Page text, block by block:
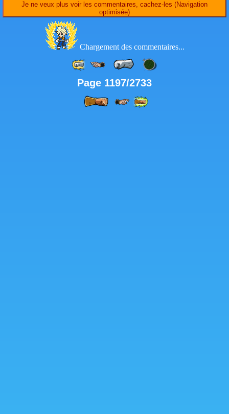
Je ne veux plus voir les commentaires, cachez-les (Navigation
optimisée)
Chargement des commentaires...
Page 1197/2733